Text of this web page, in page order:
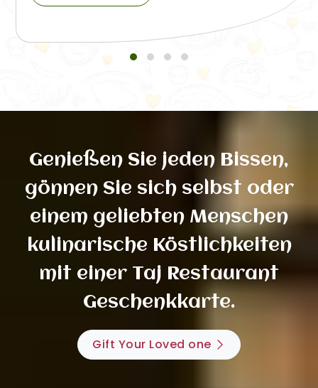
Genießen Sie jeden Bissen,
gönnen Sie sich selbst oder
einem geliebten Menschen
kulinarische Köstlichkeiten
mit einer Taj Restaurant
Geschenkkarte.
Gift Your Loved one